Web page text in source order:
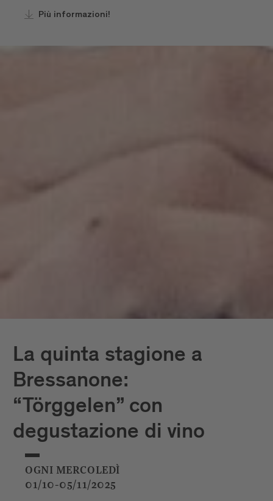
esperienze ti saranno offerte in esclusiva, tutto
Più informazioni!
La quinta stagione a
Bressanone:
“Törggelen” con
degustazione di vino
OGNI MERCOLEDÌ
01/10-05/11/2025